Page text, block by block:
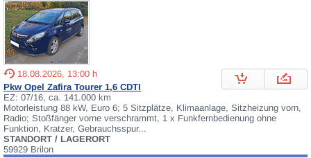
18.08.2026, 13:00 h
Pkw Opel Zafira Tourer 1,6 CDTI
EZ: 07/16, ca. 141.000 km
Motorleistung 88 kW, Euro 6; 5 Sitzplätze, Klimaanlage, Sitzheizung vorn,
Radio; Stoßfänger vorne verschrammt, 1 x Funkfernbedienung ohne
Funktion, Kratzer, Gebrauchsspur...
STANDORT / LAGERORT
59929 Brilon